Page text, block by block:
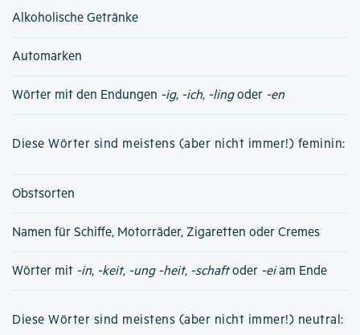
Alkoholische Getränke
Automarken
Wörter mit den Endungen -ig, -ich, -lingoder -en
Diese Wörter sind meistens (aber nicht immer!) feminin:
Obstsorten
Namen für Schiffe, Motorräder, Zigaretten oder Cremes
Wörter mit -in, -keit, -ung -heit, -schaftoder -eiam Ende
Diese Wörter sind meistens (aber nicht immer!) neutral: